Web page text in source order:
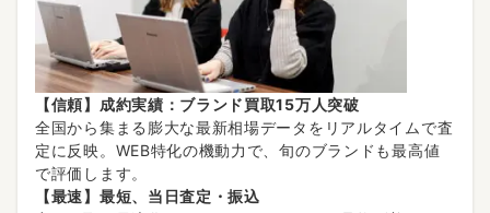
【信頼】成約実績：ブランド買取15万人突破
全国から集まる膨大な最新相場データをリアルタイムで査
定に反映。WEB特化の機動力で、旬のブランドも最高値
で評価します。
【最速】最短、当日査定・振込